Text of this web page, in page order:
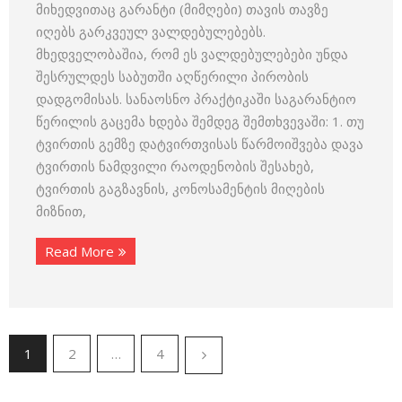
მიხედვითაც გარანტი (მიმღები) თავის თავზე
იღებს გარკვეულ ვალდებულებებს.
მხედველობაშია, რომ ეს ვალდებულებები უნდა
შესრულდეს საბუთში აღწერილი პირობის
დადგომისას. სანაოსნო პრაქტიკაში საგარანტიო
წერილის გაცემა ხდება შემდეგ შემთხვევაში: 1. თუ
ტვირთის გემზე დატვირთვისას წარმოიშვება დავა
ტვირთის ნამდვილი რაოდენობის შესახებ,
ტვირთის გაგზავნის, კონოსამენტის მიღების
მიზნით,
Read More
1 2 … 4